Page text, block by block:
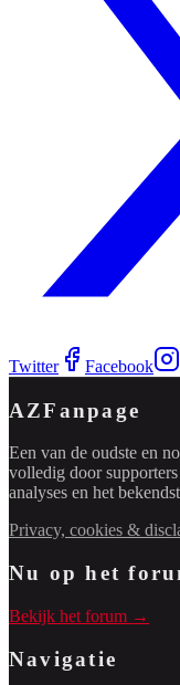
Twitter Facebook
AZFanpage
Een van de oudste en
volledig door
analyses en het
Privacy, cookies &
Nu op het
Bekijk het forum →
Navigatie